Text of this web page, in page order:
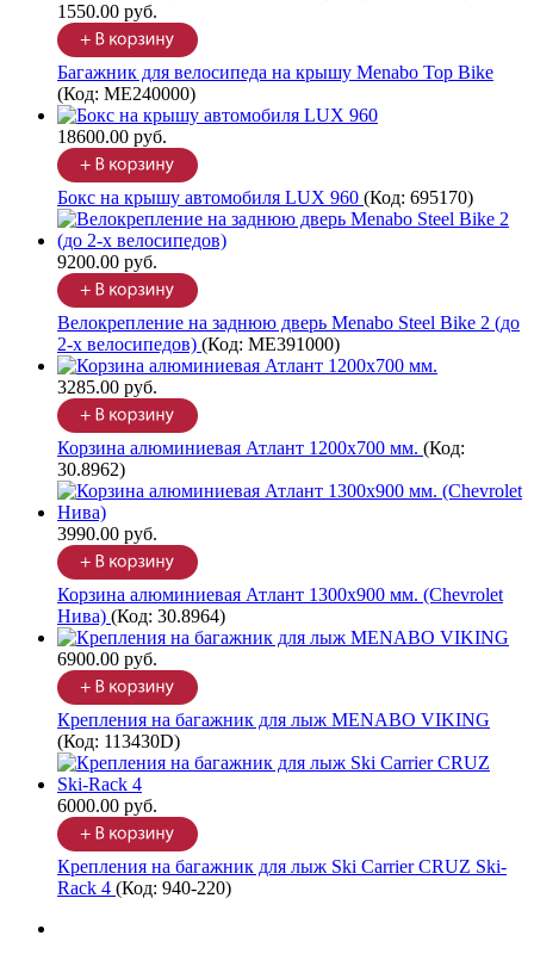
1550.00 руб.
Багажник для велосипеда на крышу Menabo Top Bike
(Код: ME240000)
18600.00 руб.
Бокс на крышу автомобиля LUX 960 (Код: 695170)
9200.00 руб.
Велокрепление на заднюю дверь Menabo Steel Bike 2 (до
2-х велосипедов) (Код: ME391000)
3285.00 руб.
Корзина алюминиевая Атлант 1200х700 мм. (Код:
30.8962)
3990.00 руб.
Корзина алюминиевая Атлант 1300х900 мм. (Chevrolet
Нива) (Код: 30.8964)
6900.00 руб.
Крепления на багажник для лыж MENABO VIKING
(Код: 113430D)
6000.00 руб.
Крепления на багажник для лыж Ski Carrier CRUZ Ski-
Rack 4 (Код: 940-220)